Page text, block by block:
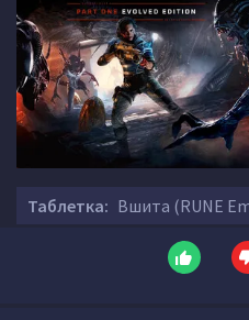
Таблетка: Вшита (RUNE